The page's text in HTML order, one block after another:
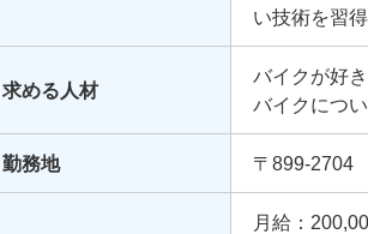
い技術を習
経験は問い
一緒にバイ
す。
これまでの
求める人材
バイクが好
バイクにつ
勤務地 〒899-2704
月給：